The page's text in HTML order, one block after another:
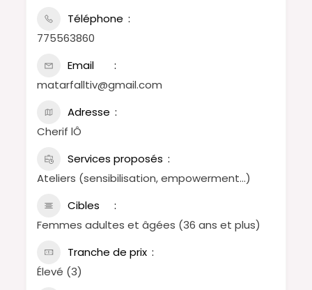
Téléphone
775563860
Email
matarfalltiv@gmail.com
Adresse
Cherif lÔ
Services proposés
Ateliers (sensibilisation, empowerment…)
Cibles
Femmes adultes et âgées (36 ans et plus)
Tranche de prix
Élevé (3)